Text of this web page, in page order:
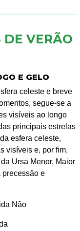
DE VERÃO
E GELO
celeste e breve
segue-se a
visíveis ao longo
principais estrelas
esfera celeste,
visíveis e, por fim,
Ursa Menor, Maior
precessão e
Não